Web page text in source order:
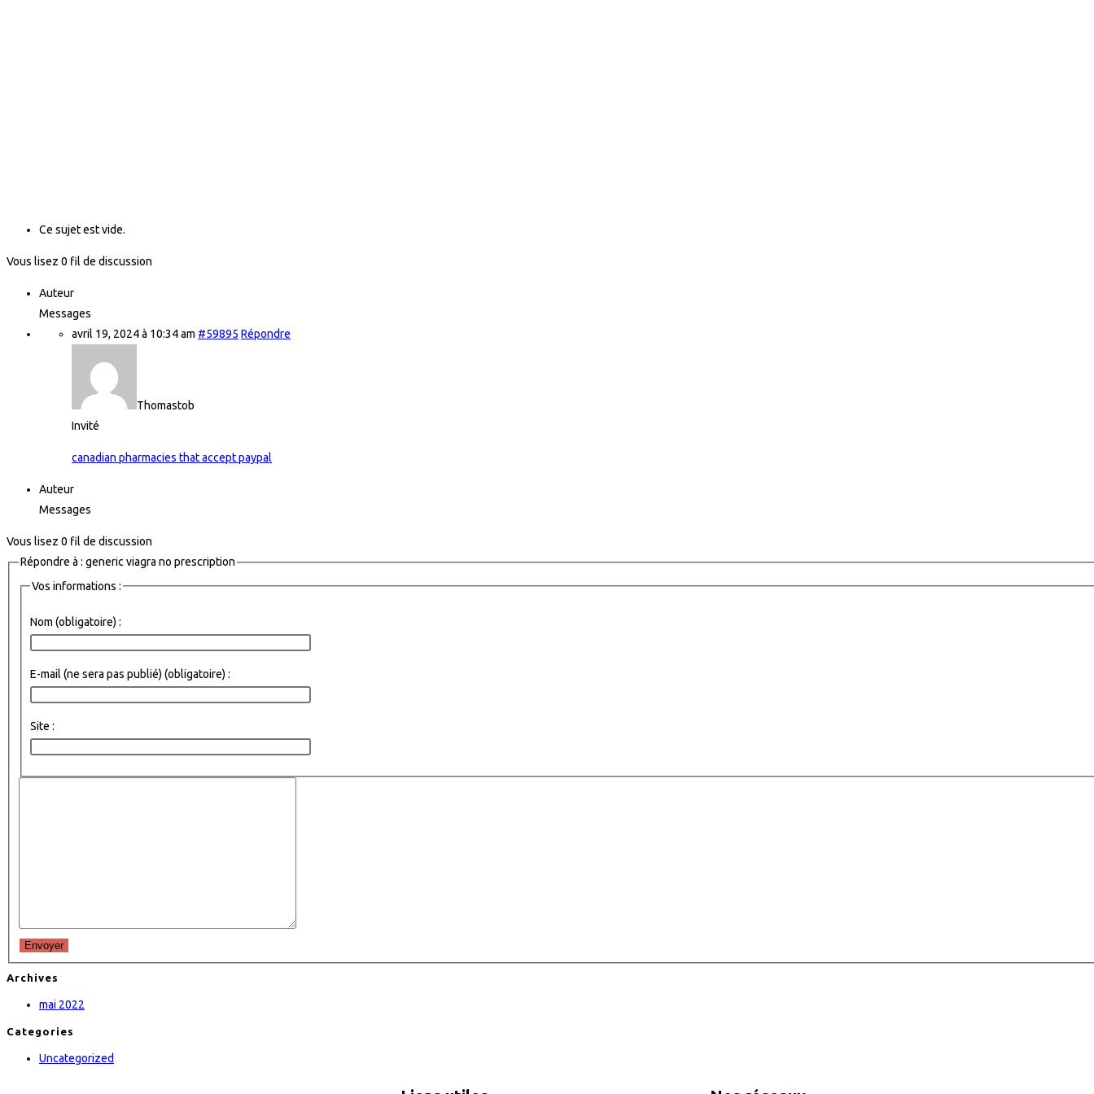
Ce sujet est vide.
Vous lisez 0 fil de discussion
Auteur
Messages
avril 19, 2024 à 10:34 am #59895 Répondre
Thomastob
Invité
canadian pharmacies that accept paypal
Auteur
Messages
Vous lisez 0 fil de discussion
Répondre à : generic viagra no prescription
Vos informations :
Nom (obligatoire) :
E-mail (ne sera pas publié) (obligatoire) :
Site :
Envoyer
Archives
mai 2022
Categories
Uncategorized